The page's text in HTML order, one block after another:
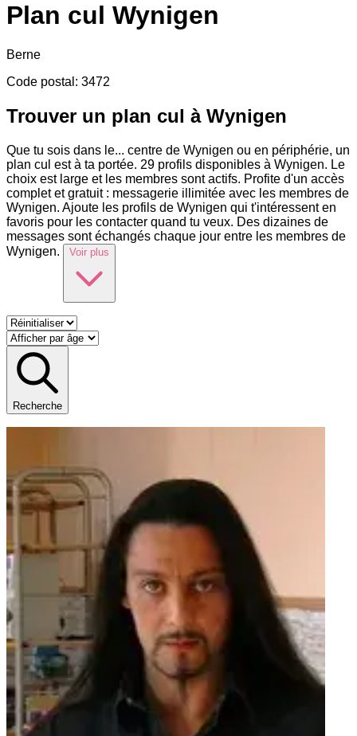
Plan cul Wynigen
Berne
Code postal : 3472
Trouver un plan cul à Wynigen
Que tu sois dans le... centre de Wynigen ou en périphérie, un
plan cul est à ta portée. 29 profils disponibles à Wynigen. Le
choix est large et les membres sont actifs. Profite d'un accès
complet et gratuit : messagerie illimitée avec les membres de
Wynigen. Ajoute les profils de Wynigen qui t'intéressent en
favoris pour les contacter quand tu veux. Des dizaines de
messages sont échangés chaque jour entre les membres de
Wynigen.
Voir plus
Recherche